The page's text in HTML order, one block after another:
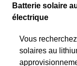
Batterie solaire
électrique
Vous
solaires au